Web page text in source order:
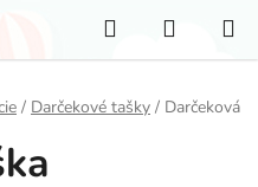
Hľadať
KOŠÍK
/ Darčekové tašky / Darčeková